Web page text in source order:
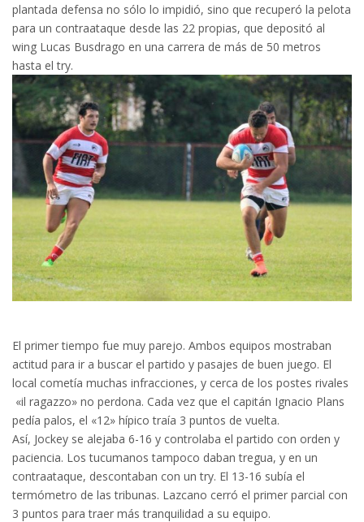
plantada defensa no sólo lo impidió, sino que recuperó la pelota
para un contraataque desde las 22 propias, que depositó al
wing Lucas Busdrago en una carrera de más de 50 metros
hasta el try.
El primer tiempo fue muy parejo. Ambos equipos mostraban
actitud para ir a buscar el partido y pasajes de buen juego. El
local cometía muchas infracciones, y cerca de los postes rivales
«il ragazzo» no perdona. Cada vez que el capitán Ignacio Plans
pedía palos, el «12» hípico traía 3 puntos de vuelta.
Así, Jockey se alejaba 6-16 y controlaba el partido con orden y
paciencia. Los tucumanos tampoco daban tregua, y en un
contraataque, descontaban con un try. El 13-16 subía el
termómetro de las tribunas. Lazcano cerró el primer parcial con
3 puntos para traer más tranquilidad a su equipo.